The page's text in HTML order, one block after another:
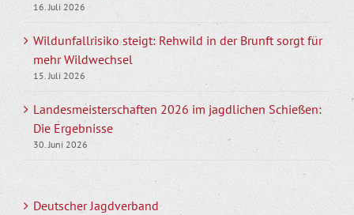
16. Juli 2026
Wildunfallrisiko steigt: Rehwild in der Brunft sorgt für
mehr Wildwechsel
15. Juli 2026
Landesmeisterschaften 2026 im jagdlichen Schießen:
Die Ergebnisse
30. Juni 2026
Deutscher Jagdverband